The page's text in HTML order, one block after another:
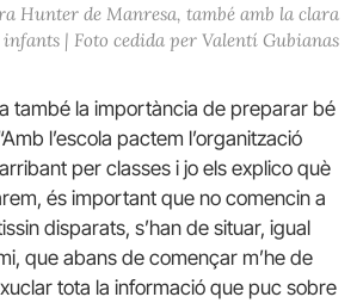
Hunter de Manresa, també amb la clara
| Foto cedida per Valentí Gubianas
també la importància de preparar bé
l’escola pactem l’organització
per classes i jo els explico què
és important que no comencin a
disparats, s’han de situar, igual
que abans de començar m’he de
tota la informació que puc sobre